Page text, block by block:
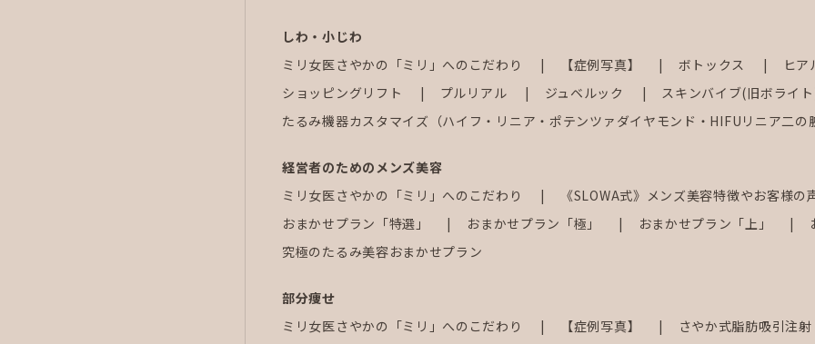
しわ・小じわ
ミリ女医さやかの「ミリ」へのこだわり
【症例写真】 ボトックス ヒア
ショッピングリフト
プルリアル ジュベルック スキンバイブ(旧ボライ
たるみ機器カスタマイズ（ハイフ・リニア・ポテンツァダイヤモンド・HIFUリニア二の
経営者のためのメンズ美容
ミリ女医さやかの「ミリ」へのこだわり
《SLOWA式》メンズ美容特徴やお客様の
おまかせプラン「特選」
おまかせプラン「極」 おまかせプラン「上」
究極のたるみ美容おまかせプラン
部分痩せ
ミリ女医さやかの「ミリ」へのこだわり
【症例写真】 さやか式脂肪吸引注射